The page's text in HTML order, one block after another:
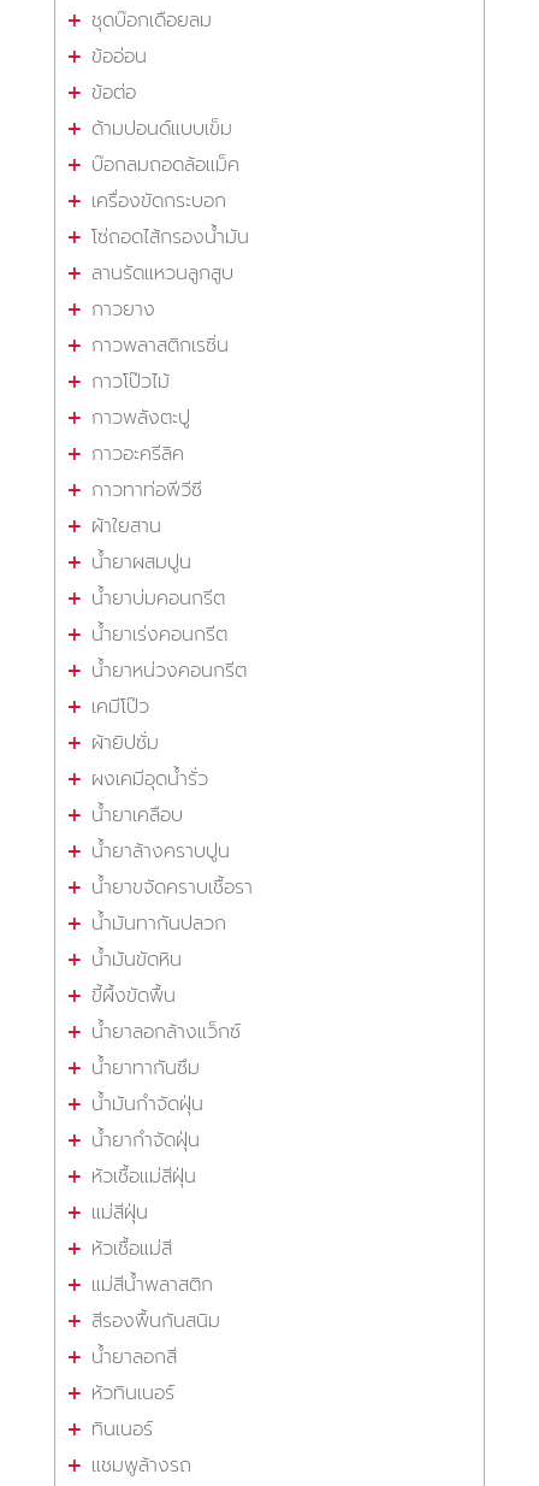
ชุดบ๊อกเดือยลม
ข้ออ่อน
ข้อต่อ
ด้ามปอนด์แบบเข็ม
บ๊อกลมถอดล้อแม็ค
เครื่องขัดกระบอก
โซ่ถอดไส้กรองน้ำมัน
ลานรัดแหวนลูกสูบ
กาวยาง
กาวพลาสติกเรซิ่น
กาวโป๊วไม้
กาวพลังตะปู
กาวอะครีลิค
กาวทาท่อพีวีซี
ผ้าใยสาน
น้ำยาผสมปูน
น้ำยาบ่มคอนกรีต
น้ำยาเร่งคอนกรีต
น้ำยาหน่วงคอนกรีต
เคมีโป๊ว
ผ้ายิปซั่ม
ผงเคมีอุดน้ำรั่ว
น้ำยาเคลือบ
น้ำยาล้างคราบปูน
น้ำยาขจัดคราบเชื้อรา
น้ำมันทากันปลวก
น้ำมันขัดหิน
ขี้ผึ้งขัดพื้น
น้ำยาลอกล้างแว็กซ์
น้ำยาทากันซึม
น้ำมันกำจัดฝุ่น
น้ำยากำจัดฝุ่น
หัวเชื้อแม่สีฝุ่น
แม่สีฝุ่น
หัวเชื้อแม่สี
แม่สีน้ำพลาสติก
สีรองพื้นกันสนิม
น้ำยาลอกสี
หัวทินเนอร์
ทินเนอร์
แชมพูล้างรถ